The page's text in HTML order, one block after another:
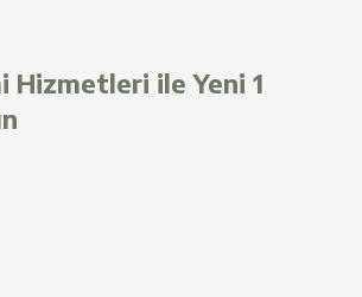
Hizmetleri ile Yeni 1